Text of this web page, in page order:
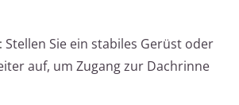
Stellen Sie ein stabiles Gerüst oder
auf, um Zugang zur Dachrinne